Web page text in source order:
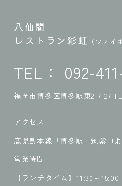
八仙閣
レストラン彩虹
（ツァイ
TEL： 092-
福岡市博多区博多駅東2-7-27
アクセス
鹿児島本線「博多駅」筑紫口
営業時間
【ランチタイム】11:30～